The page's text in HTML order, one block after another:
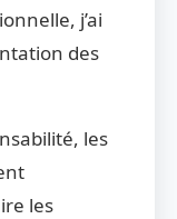
j’ai
des
les
les